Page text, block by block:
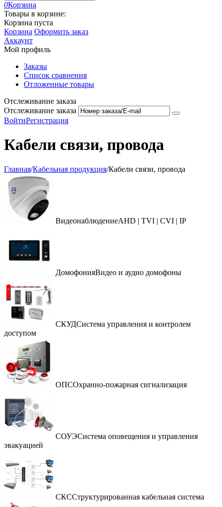
0Корзина
Товары в корзине:
Корзина пуста
Корзина Оформить заказ
Аккаунт
Мой профиль
Заказы
Список сравнения
Отложенные товары
Отслеживание заказа
Отслеживание заказа
ВойтиРегистрация
Кабели связи, провода
Главная/Кабельная продукция/Кабели связи, провода
ВидеонаблюдениеAHD | TVI | CVI | IP
ДомофонияВидео и аудио домофоны
СКУДСистема управления и контролем
доступом
ОПСОхранно-пожарная сигнализация
СОУЭСистема оповещения и управления
эвакуацией
СКССтруктурированная кабельная система